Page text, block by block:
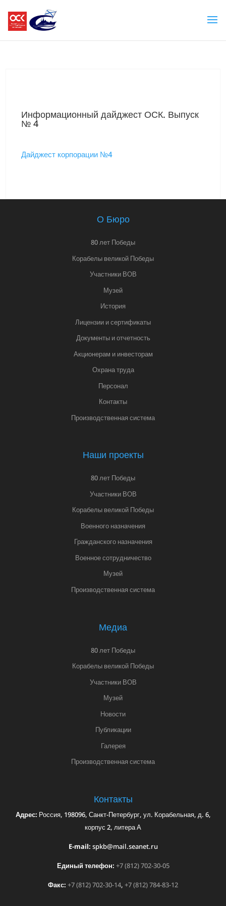
Информационный дайджест ОСК. Выпуск
№ 4
Дайджест корпорации №4
О Бюро
80 лет Победы
Корабелы великой Победы
Участники ВОВ
Музей
История
Лицензии и сертификаты
Документы и отчетность
Акционерам и инвесторам
Охрана труда
Персонал
Контакты
Производственная система
Наши проекты
80 лет Победы
Участники ВОВ
Корабелы великой Победы
Военного назначения
Гражданского назначения
Военное сотрудничество
Музей
Производственная система
Медиа
80 лет Победы
Корабелы великой Победы
Участники ВОВ
Музей
Новости
Публикации
Галерея
Производственная система
Контакты
Адрес: Россия, 198096, Санкт-Петербург, ул. Корабельная, д. 6,
корпус 2, литера А
E-mail: spkb@mail.seanet.ru
Единый телефон: +7 (812) 702-30-05
Факс: +7 (812) 702-30-14, +7 (812) 784-83-12